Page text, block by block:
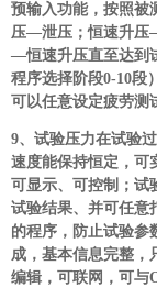
预输入功能，按照
压—泄压；恒速升
—恒速升压直至达到
程序选择阶段0-10段
可以任意设定疲劳测
9、试验压力在试验
速度能保持恒定，可
可显示、可控制；试
试验结果、并可任意
的程序，防止试验参
成，基本信息完整，
编辑，可联网，可与